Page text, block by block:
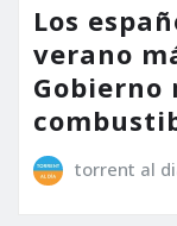
Los
verano
Gobierno
torrent al